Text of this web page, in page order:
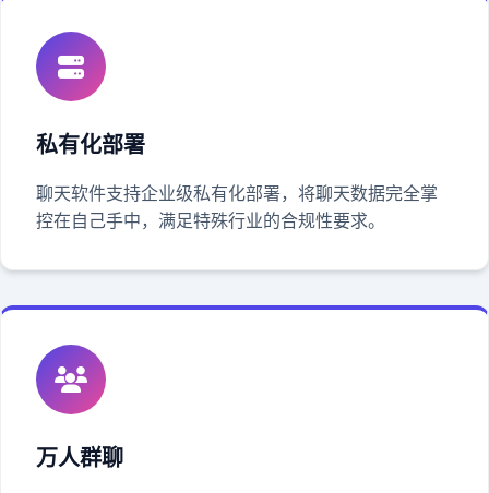
私有化部署
聊天软件支持企业级私有化部署，将聊天数据完全掌
控在自己手中，满足特殊行业的合规性要求。
万人群聊